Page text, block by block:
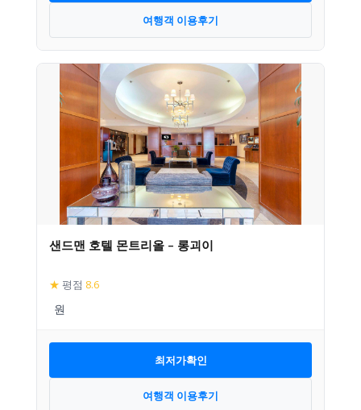
여행객 이용후기
샌드맨 호텔 몬트리올 – 롱괴이
★ 평점 8.6
최저가확인
여행객 이용후기